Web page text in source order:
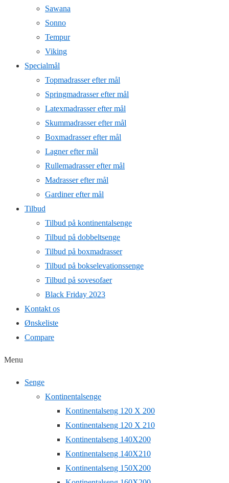
Sawana
Sonno
Tempur
Viking
Specialmål
Topmadrasser efter mål
Springmadrasser efter mål
Latexmadrasser efter mål
Skummadrasser efter mål
Boxmadrasser efter mål
Lagner efter mål
Rullemadrasser efter mål
Madrasser efter mål
Gardiner efter mål
Tilbud
Tilbud på kontinentalsenge
Tilbud på dobbeltsenge
Tilbud på boxmadrasser
Tilbud på bokselevationssenge
Tilbud på sovesofaer
Black Friday 2023
Kontakt os
Ønskeliste
Compare
Menu
Senge
Kontinentalsenge
Kontinentalseng 120 X 200
Kontinentalseng 120 X 210
Kontinentalseng 140X200
Kontinentalseng 140X210
Kontinentalseng 150X200